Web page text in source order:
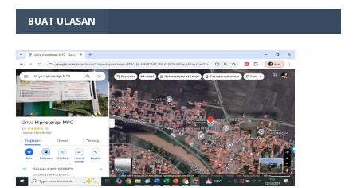
BUAT ULASAN